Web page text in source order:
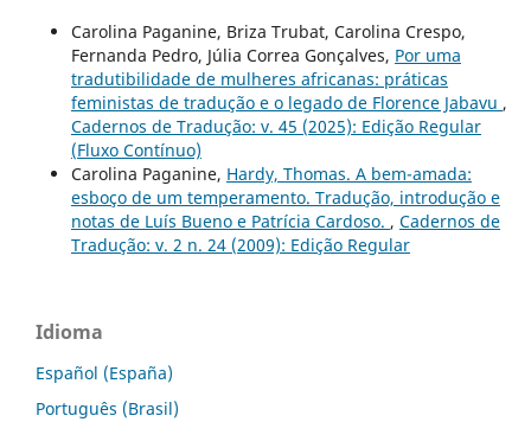
Carolina Paganine, Briza Trubat, Carolina Crespo,
Fernanda Pedro, Júlia Correa Gonçalves, Por uma
tradutibilidade de mulheres africanas: práticas
feministas de tradução e o legado de Florence Jabavu ,
Cadernos de Tradução: v. 45 (2025): Edição Regular
(Fluxo Contínuo)
Carolina Paganine, Hardy, Thomas. A bem-amada:
esboço de um temperamento. Tradução, introdução e
notas de Luís Bueno e Patrícia Cardoso. , Cadernos de
Tradução: v. 2 n. 24 (2009): Edição Regular
Idioma
Español (España)
Português (Brasil)